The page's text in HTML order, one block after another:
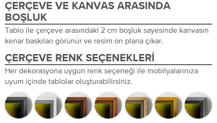
ÇERÇEVE VE KANVAS ARASINDA
BOŞLUK
Tablo ile çerçeve arasındaki 2 cm boşluk sayesinde kanvasın
kenar baskıları görünür ve resim ön plana çıkar.
ÇERÇEVE RENK SEÇENEKLERI
Her dekorasyona uygun renk seçeneği ile mobilyalarınıza
uyum içinde tablolar oluşturabilirsiniz.